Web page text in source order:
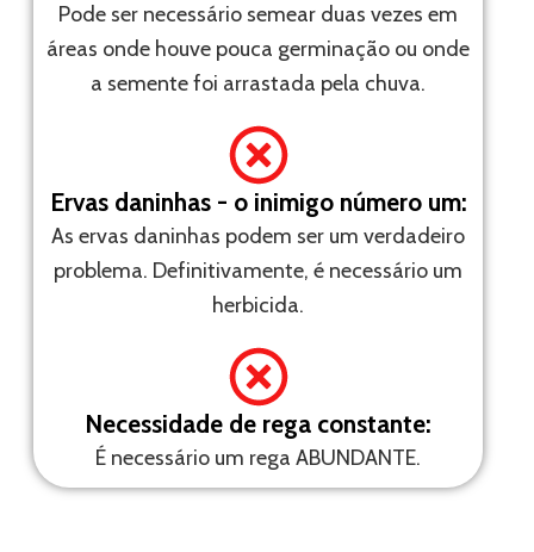
Pode ser necessário semear duas vezes em
áreas onde houve pouca germinação ou onde
a semente foi arrastada pela chuva.
Ervas daninhas - o inimigo número um:
As ervas daninhas podem ser um verdadeiro
problema. Definitivamente, é necessário um
herbicida.
Necessidade de rega constante:
É necessário um rega ABUNDANTE.